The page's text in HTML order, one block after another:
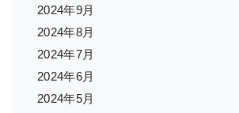
2024年9月
2024年8月
2024年7月
2024年6月
2024年5月